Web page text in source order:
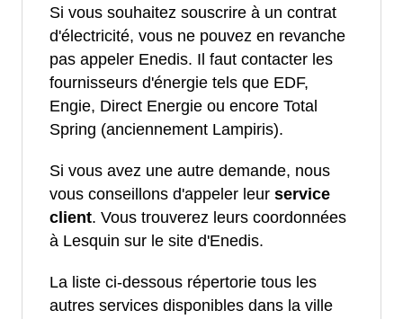
Si vous souhaitez souscrire à un contrat
d'électricité, vous ne pouvez en revanche
pas appeler Enedis. Il faut contacter les
fournisseurs d'énergie tels que EDF,
Engie, Direct Energie ou encore Total
Spring (anciennement Lampiris).
Si vous avez une autre demande, nous
vous conseillons d'appeler leur service
client. Vous trouverez leurs coordonnées
à Lesquin sur le site d'Enedis.
La liste ci-dessous répertorie tous les
autres services disponibles dans la ville